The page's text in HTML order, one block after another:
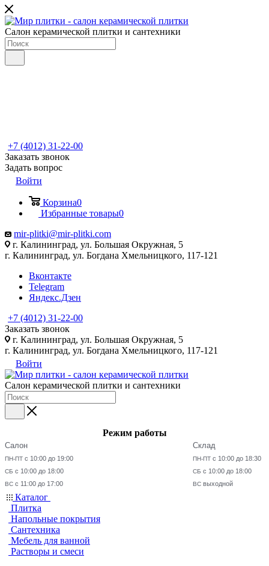
Салон керамической плитки и сантехники
+7 (4012) 31-22-00
Заказать звонок
Задать вопрос
Войти
Корзина0
Избранные товары0
mir-plitki@mir-plitki.com
г. Калининград, ул. Большая Окружная, 5
г. Калининград, ул. Богдана Хмельницкого, 117-121
Вконтакте
Telegram
Яндекс.Дзен
+7 (4012) 31-22-00
Заказать звонок
г. Калининград, ул. Большая Окружная, 5
г. Калининград, ул. Богдана Хмельницкого, 117-121
Войти
Салон керамической плитки и сантехники
Режим работы
Салон
ПН-ПТ с 10:00 до 19:00
СБ с 10:00 до 18:00
ВС с 11:00 до 17:00
Склад
ПН-ПТ с 10:00 до 18:30
СБ с 10:00 до 18:00
ВС выходной
Каталог
Плитка
Напольные покрытия
Сантехника
Мебель для ванной
Растворы и смеси